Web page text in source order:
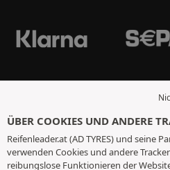
ÜBER COOKIES UND ANDERE
Reifenleader.at (AD TYRES) und seine
verwenden Cookies und andere
reibungslose Funktionieren der